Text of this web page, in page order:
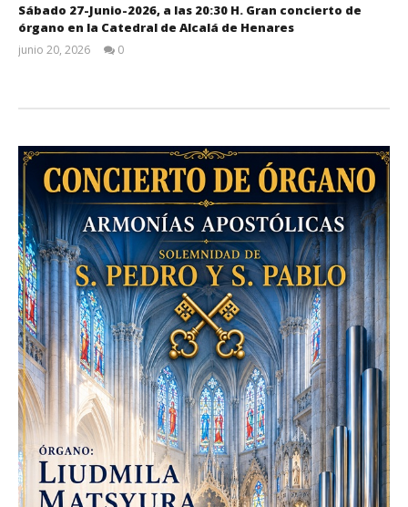
Sábado 27-Junio-2026, a las 20:30 H. Gran concierto de
órgano en la Catedral de Alcalá de Henares
junio 20, 2026
0